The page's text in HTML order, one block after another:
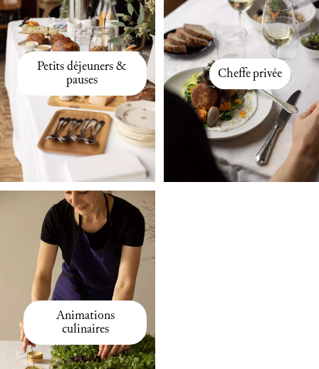
Petits déjeuners &
pauses
Cheffe privée
Animations
culinaires